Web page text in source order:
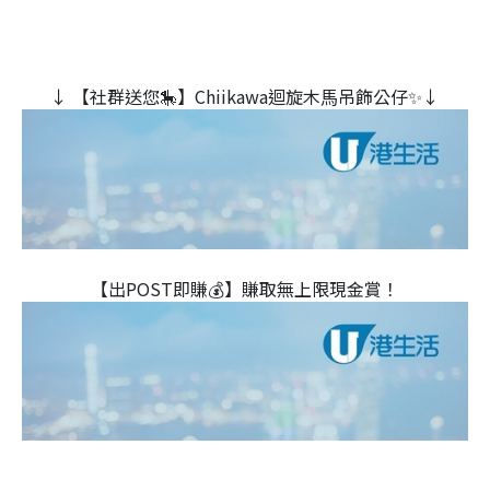
↓ 【社群送您🎠】Chiikawa迴旋木⾺吊飾公仔✨↓
【出POST即賺💰】賺取無上限現金賞！